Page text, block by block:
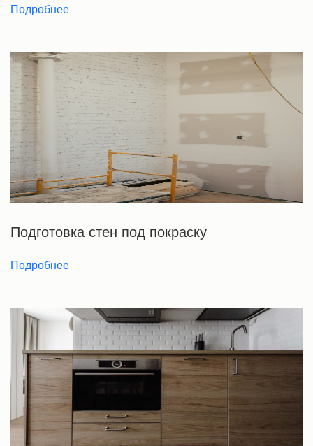
Подробнее
Подготовка стен под покраску
Подробнее